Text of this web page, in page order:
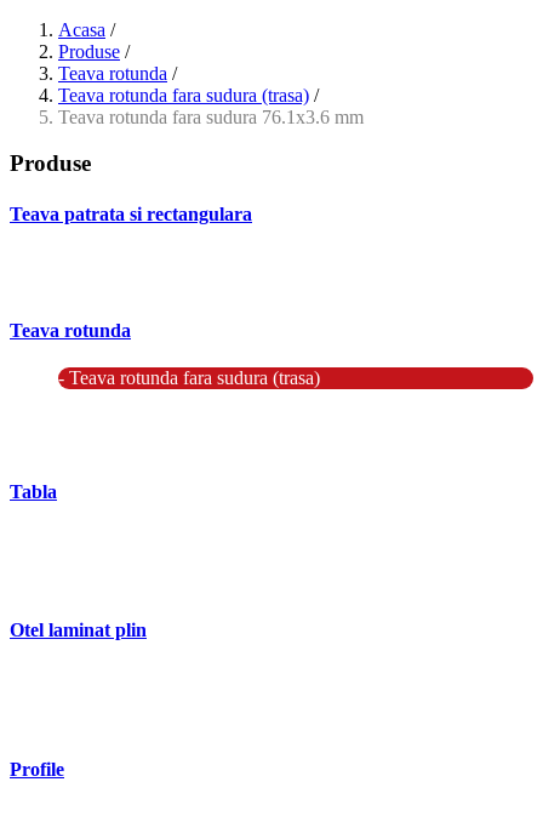
Acasa /
Produse /
Teava rotunda /
Teava rotunda fara sudura (trasa) /
Teava rotunda fara sudura 76.1x3.6 mm
Produse
Teava patrata si rectangulara
Teava rotunda
- Teava rotunda fara sudura (trasa)
Tabla
Otel laminat plin
Profile